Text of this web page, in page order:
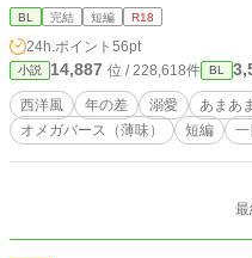
BL 完結 短編 R18
24h.ポイント 56pt
小説 14,887 位 / 228,618件 BL
西洋風 年の差 溺愛 あまあま
オメガバース（薄味）
短編